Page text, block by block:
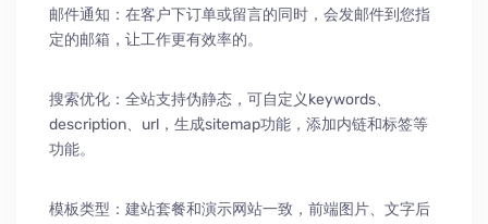
邮件通知：在客户下订单或留言的同时，会发邮件到您指
定的邮箱，让工作更有效率的。
搜索优化：全站支持伪静态，可自定义keywords、
description、url，生成sitemap功能，添加内链和标签等
功能。
模板类型：建站套餐和演示网站一致，前端图片、文字后